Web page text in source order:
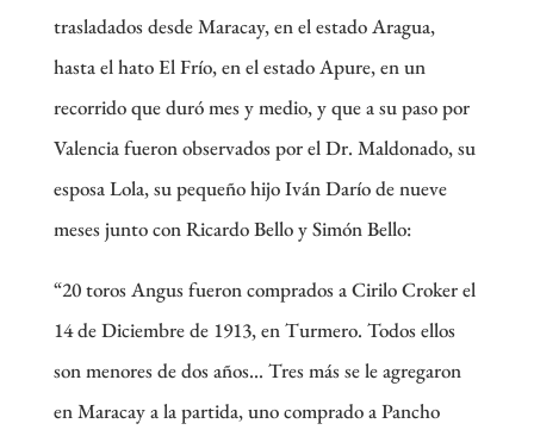
trasladados desde Maracay, en el estado Aragua,
hasta el hato El Frío, en el estado Apure, en un
recorrido que duró mes y medio, y que a su paso por
Valencia fueron observados por el Dr. Maldonado, su
esposa Lola, su pequeño hijo Iván Darío de nueve
meses junto con Ricardo Bello y Simón Bello:
“20 toros Angus fueron comprados a Cirilo Croker el
14 de Diciembre de 1913, en Turmero. Todos ellos
son menores de dos años… Tres más se le agregaron
en Maracay a la partida, uno comprado a Pancho